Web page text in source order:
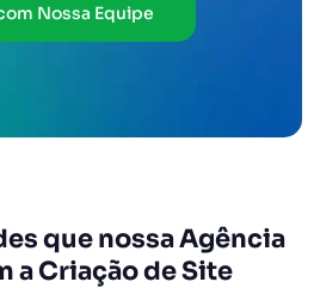
Nossa Equipe
que nossa Agência
a Criação de Site